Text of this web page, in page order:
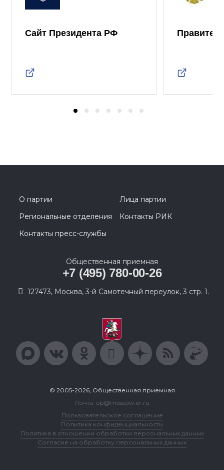
Сайт Президента РФ
О партии
Лица партии
Региональные отделения
Контакты РИК
Контакты пресс-службы
Общественная приемная
+7 (495) 780-00-26
127473, Москва, 3-й Самотечный переулок, 3 стр. 1.
© 2005-2026, Общественная приемная
Почта: op@moscow.er.ru
Пользовательское соглашение
Политика конфиденциальности
Политика в отношении обработки персональных данных
Согласие на обработку персональных данных